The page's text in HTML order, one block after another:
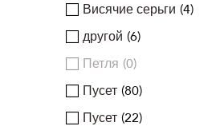
Висячие серьги 4
другой 6
Петля 0
Пусет 80
Пусет 22